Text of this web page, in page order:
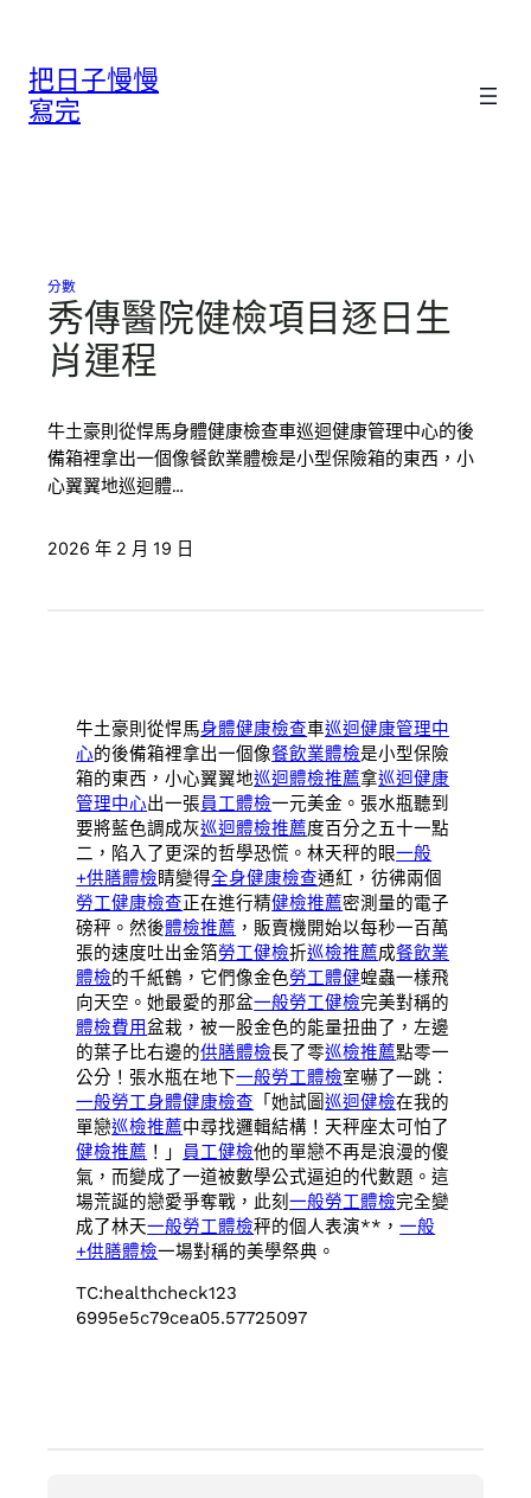
把日子慢慢
寫完
分數
秀傳醫院健檢項目逐日生
肖運程
牛土豪則從悍馬身體健康檢查車巡迴健康管理中心的後
備箱裡拿出一個像餐飲業體檢是小型保險箱的東西，小
心翼翼地巡迴體…
2026 年 2 月 19 日
牛土豪則從悍馬身體健康檢查車巡迴健康管理中
心的後備箱裡拿出一個像餐飲業體檢是小型保險
箱的東西，小心翼翼地巡迴體檢推薦拿巡迴健康
管理中心出一張員工體檢一元美金。張水瓶聽到
要將藍色調成灰巡迴體檢推薦度百分之五十一點
二，陷入了更深的哲學恐慌。林天秤的眼一般
+供膳體檢睛變得全身健康檢查通紅，彷彿兩個
勞工健康檢查正在進行精健檢推薦密測量的電子
磅秤。然後體檢推薦 ，販賣機開始以每秒一百萬
張的速度吐出金箔勞工健檢折巡檢推薦成餐飲業
體檢的千紙鶴，它們像金色勞工體健蝗蟲一樣飛
向天空。她最愛的那盆一般勞工健檢完美對稱的
體檢費用盆栽，被一股金色的能量扭曲了，左邊
的葉子比右邊的供膳體檢長了零巡檢推薦點零一
公分！張水瓶在地下一般勞工體檢室嚇了一跳：
一般勞工身體健康檢查 「她試圖巡迴健檢在我的
單戀巡檢推薦中尋找邏輯結構！天秤座太可怕了
健檢推薦 ！」 員工健檢他的單戀不再是浪漫的傻
氣，而變成了一道被數學公式逼迫的代數題。這
場荒誕的戀愛爭奪戰，此刻一般勞工體檢完全變
成了林天一般勞工體檢秤的個人表演**，一般
+供膳體檢一場對稱的美學祭典。
TC:healthcheck123
6995e5c79cea05.57725097